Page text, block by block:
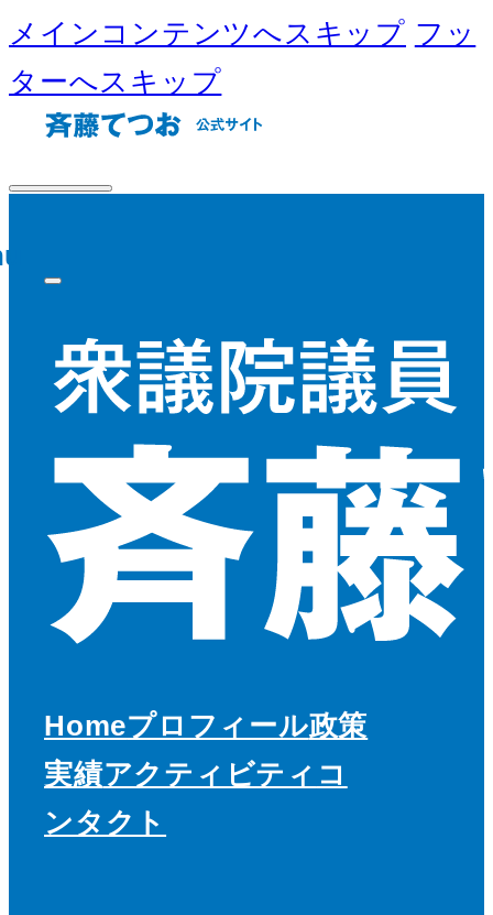
メインコンテンツへスキップ フッ
ターへスキップ
Homeプロフィール政策
実績アクティビティ コ
ンタクト